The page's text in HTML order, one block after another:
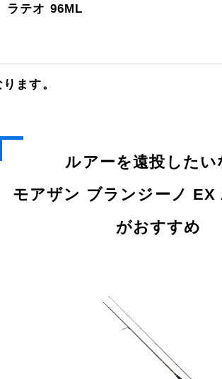
ラテオ 96ML
ます。
ルアーを遠投したい
モアザン ブランジーノ EX
がおすすめ